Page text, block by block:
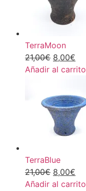
TerraMoon
21,00€ 8,00€
Añadir al carrito
TerraBlue
21,00€ 8,00€
Añadir al carrito